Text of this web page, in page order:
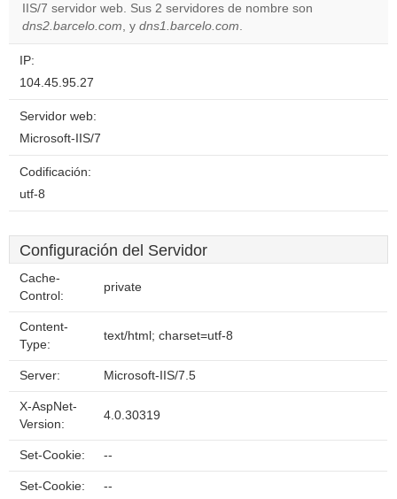
own this
IIS/7 servidor web. Sus 2 servidores de nombre son
dns2.barcelo.com, y dns1.barcelo.com.
IP:
104.45.95.27
Servidor web:
Microsoft-IIS/7
Codificación:
utf-8
Configuración del Servidor
Cache-
Control:
private
Content-
Type:
text/html; charset=utf-8
Server: Microsoft-IIS/7.5
X-AspNet-
Version:
4.0.30319
Set-Cookie: --
Set-Cookie: --